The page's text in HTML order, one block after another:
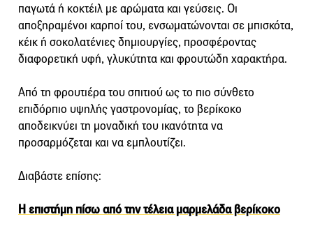
παγωτά ή κοκτέιλ με αρώματα και γεύσεις. Οι
αποξηραμένοι καρποί του, ενσωματώνονται σε μπισκότα,
κέικ ή σοκολατένιες δημιουργίες, προσφέροντας
διαφορετική υφή, γλυκύτητα και φρουτώδη χαρακτήρα.
Από τη φρουτιέρα του σπιτιού ως το πιο σύνθετο
επιδόρπιο υψηλής γαστρονομίας, το βερίκοκο
αποδεικνύει τη μοναδική του ικανότητα να
προσαρμόζεται και να εμπλουτίζει.
Διαβάστε επίσης:
Η επιστήμη πίσω από την τέλεια μαρμελάδα βερίκοκο